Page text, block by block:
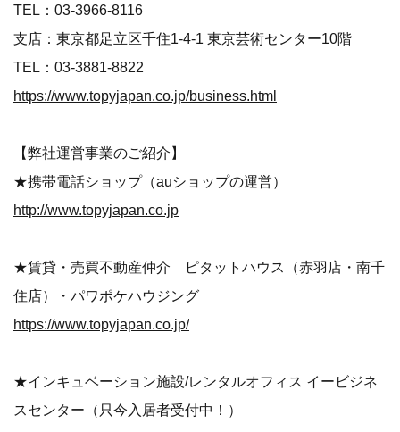
TEL：03-3966-8116
支店：東京都足立区千住1-4-1 東京芸術センター10階
TEL：03-3881-8822
https://www.topyjapan.co.jp/business.html
【弊社運営事業のご紹介】
★携帯電話ショップ（auショップの運営）
http://www.topyjapan.co.jp
★賃貸・売買不動産仲介 ピタットハウス（赤羽店・南千
住店）・パワポケハウジング
https://www.topyjapan.co.jp/
★インキュベーション施設/レンタルオフィス イービジネ
スセンター（只今入居者受付中！）